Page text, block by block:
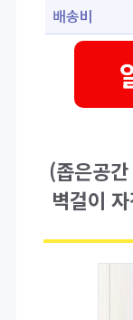
배송비
(좁은공
벽걸이